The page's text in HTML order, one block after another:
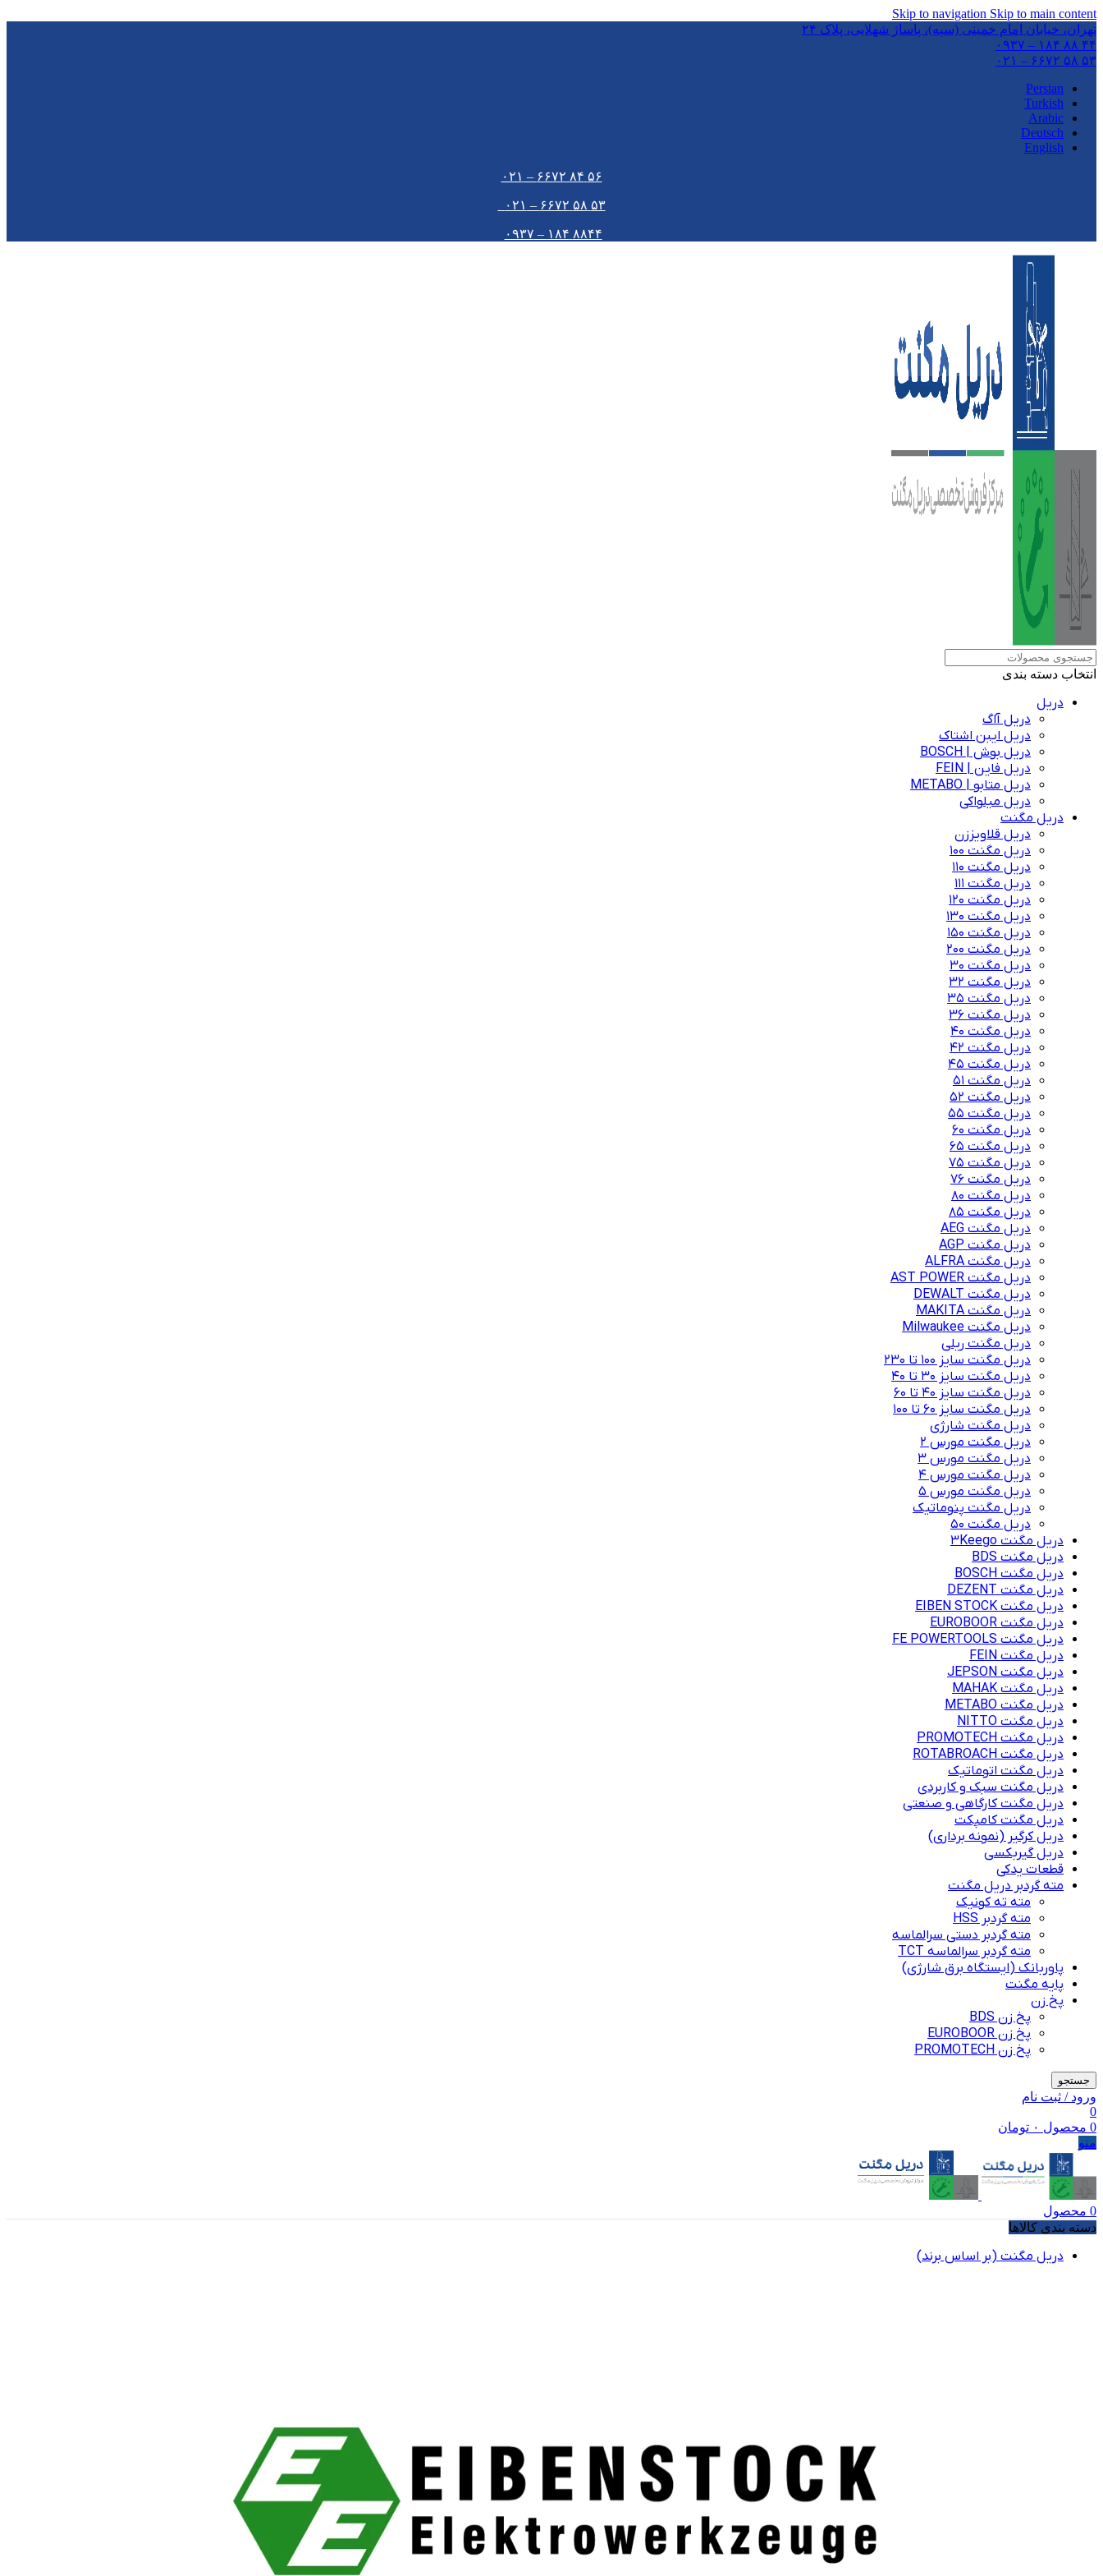
Skip to navigation Skip to main content
تهران،‌ خیابان امام خمینی (سپه)، پاساژ شهلایی، پلاک ۲۴
۴۴ ۸۸ ۱۸۴ – ۰۹۳۷
۵۳ ۵۸ ۶۶۷۲ – ۰۲۱
Persian
Turkish
Arabic
Deutsch
English
۵۶ ۸۴ ۶۶۷۲ – ۰۲۱
۵۳ ۵۸ ۶۶۷۲ – ۰۲۱
۸۸۴۴ ۱۸۴ – ۰۹۳۷
انتخاب دسته بندی
دریل
دریل آاگ
دریل ایبن اشتاک
دریل بوش | BOSCH
دریل فاین | FEIN
دریل متابو | METABO
دریل میلواکی
دریل مگنت
دریل قلاویززن
دریل مگنت 100
دریل مگنت 110
دریل مگنت 111
دریل مگنت 120
دریل مگنت 130
دریل مگنت 150
دریل مگنت 200
دریل مگنت 30
دریل مگنت 32
دریل مگنت 35
دریل مگنت 36
دریل مگنت 40
دریل مگنت 42
دریل مگنت 45
دریل مگنت 51
دریل مگنت 52
دریل مگنت 55
دریل مگنت 60
دریل مگنت 65
دریل مگنت 75
دریل مگنت 76
دریل مگنت 80
دریل مگنت 85
دریل مگنت AEG
دریل مگنت AGP
دریل مگنت ALFRA
دریل مگنت AST POWER
دریل مگنت DEWALT
دریل مگنت MAKITA
دریل مگنت Milwaukee
دریل مگنت ریلی
دریل مگنت سایز 100 تا 230
دریل مگنت سایز 30 تا 40
دریل مگنت سایز 40 تا 60
دریل مگنت سایز 60 تا 100
دریل مگنت شارژی
دریل مگنت مورس 2
دریل مگنت مورس 3
دریل مگنت مورس 4
دریل مگنت مورس 5
دریل مگنت پنوماتیک
دریل مگنت ۵۰
دریل مگنت 3Keego
دریل مگنت BDS
دریل مگنت BOSCH
دریل مگنت DEZENT
دریل مگنت EIBEN STOCK
دریل مگنت EUROBOOR
دریل مگنت FE POWERTOOLS
دریل مگنت FEIN
دریل مگنت JEPSON
دریل مگنت MAHAK
دریل مگنت METABO
دریل مگنت NITTO
دریل مگنت PROMOTECH
دریل مگنت ROTABROACH
دریل مگنت اتوماتیک
دریل مگنت سبک و کاربردی
دریل مگنت کارگاهی و صنعتی
دریل مگنت کامپکت
دریل کرگیر (نمونه برداری)
دریل گیربکسی
قطعات یدکی
مته گردبر دریل مگنت
مته ته کونیک
مته گردبر HSS
مته گردبر دستی سرالماسه
مته گردبر سرالماسه TCT
پاوربانک (ایستگاه برق شارژی)
پایه مگنت
پخ زن
پخ زن BDS
پخ زن EUROBOOR
پخ زن PROMOTECH
جستجو
ورود / ثبت نام
0
0 محصول ۰ تومان
منو
0 محصول
دسته بندی کالاها
دریل مگنت (بر اساس برند)